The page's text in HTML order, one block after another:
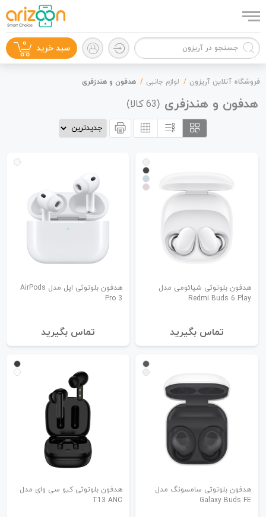
لوازم جانبی
سبد خرید 0
فروشگاه آنلاین آریزون لوازم جانبی هدفون و هندزفری
هدفون و هندزفری (
63کالا)
هدفون بلوتوثی شیائومی مدل
Redmi Buds 6 Play
تماس بگیرید
هدفون بلوتوثی اپل مدل AirPods
Pro 3
تماس بگیرید
هدفون بلوتوثی سامسونگ مدل
Galaxy Buds FE
هدفون بلوتوثی کیو سی وای مدل
T13 ANC